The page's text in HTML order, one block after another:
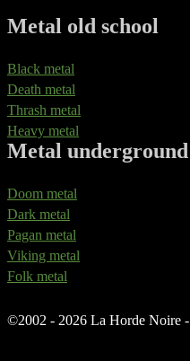
Metal old school
Black metal
Death metal
Thrash metal
Heavy metal
Metal underground
Doom metal
Dark metal
Pagan metal
Viking metal
Folk metal
©2002 - 2026 La Horde Noire -